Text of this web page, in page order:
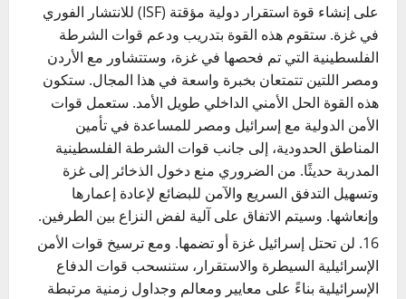
على إنشاء قوة استقرار دولية مؤقتة (ISF) للانتشار الفوري
في غزة. ستقوم هذه القوة بتدريب ودعم قوات الشرطة
الفلسطينية التي تم فحصها في غزة، وستتشاور مع الأردن
ومصر اللتين تتمتعان بخبرة واسعة في هذا المجال. ستكون
هذه القوة الحل الأمني ​​الداخلي طويل الأمد. ستعمل قوات
الأمن الدولية مع إسرائيل ومصر للمساعدة في تأمين
المناطق الحدودية، إلى جانب قوات الشرطة الفلسطينية
المدربة حديثًا. من الضروري منع دخول الذخائر إلى غزة
وتسهيل التدفق السريع والآمن للبضائع لإعادة إعمارها
وإنعاشها. وسيتم الاتفاق على آلية لفض النزاع بين الطرفين.
لن تحتل إسرائيل غزة أو تضمها. ومع ترسيخ قوات الأمن
الإسرائيلية السيطرة والاستقرار، ستنسحب قوات الدفاع
الإسرائيلية بناءً على معايير ومعالم وجداول زمنية مرتبطة